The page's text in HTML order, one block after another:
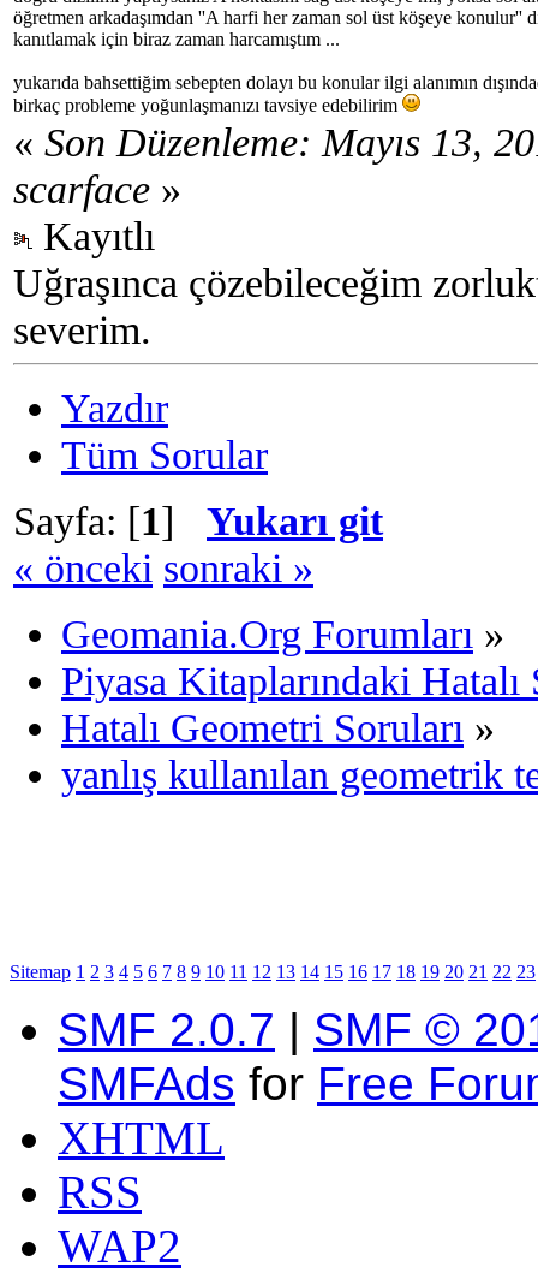
öğretmen arkadaşımdan ''A harfi her zaman sol üst köşeye konulur''
kanıtlamak için biraz zaman harcamıştım ...
yukarıda bahsettiğim sebepten dolayı bu konular ilgi alanımın
birkaç probleme yoğunlaşmanızı tavsiye edebilirim
« Son Düzenleme: Mayıs 13,
scarface »
Kayıtlı
Uğraşınca çözebileceğim
severim.
Yazdır
Tüm Sorular
Sayfa: [1] Yukarı git
« önceki sonraki »
Geomania.Org Forumları »
Piyasa Kitaplarındaki Hatalı
Hatalı Geometri Soruları »
yanlış kullanılan geometrik
Sitemap 1 2 3 4 5 6 7 8 9 10 11 12 13 14 15 16 17 18 19 20 21 22 23
SMF 2.0.7 | SMF ©
SMFAds for Free
XHTML
RSS
WAP2